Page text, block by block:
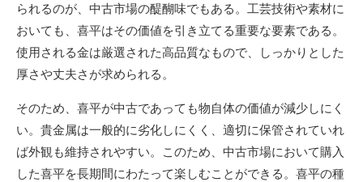
られるのが、中古市場の醍醐味でもある。工芸技術や素材に
おいても、喜平はその価値を引き立てる重要な要素である。
使用される金は厳選された高品質なもので、しっかりとした
厚さや丈夫さが求められる。
そのため、喜平が中古であっても物自体の価値が減少しにく
い。貴金属は一般的に劣化しにくく、適切に保管されていれ
ば外観も維持されやすい。このため、中古市場において購入
した喜平を長期間にわたって楽しむことができる。喜平の種